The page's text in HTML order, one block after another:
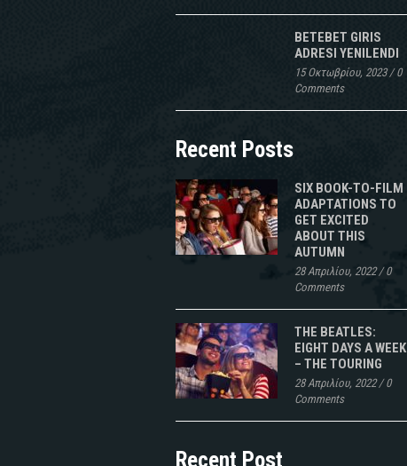
BETEBET GIRIS
ADRESI YENILENDI
15 Οκτωβρίου, 2023/0
Comments
Recent Posts
SIX BOOK-TO-FILM
ADAPTATIONS TO
GET EXCITED
ABOUT THIS
AUTUMN
28 Απριλίου, 2022/0
Comments
THE BEATLES:
EIGHT DAYS A WEEK
– THE TOURING
28 Απριλίου, 2022/0
Comments
Recent Post